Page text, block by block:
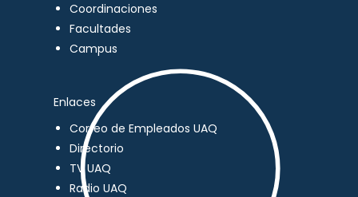
Coordinaciones
Facultades
Campus
Enlaces
Correo de Empleados UAQ
Directorio
TV UAQ
Radio UAQ